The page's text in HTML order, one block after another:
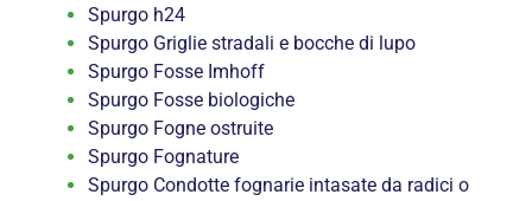
Spurgo h24
Spurgo Griglie stradali e bocche di lupo
Spurgo Fosse Imhoff
Spurgo Fosse biologiche
Spurgo Fogne ostruite
Spurgo Fognature
Spurgo Condotte fognarie intasate da radici o